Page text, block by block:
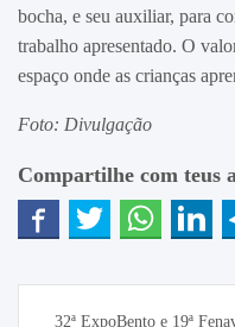
bocha, e seu auxiliar, para
trabalho apresentado. O
espaço onde as crianças
Foto: Divulgação
Compartilhe com teus
32ª ExpoBento e 19ª